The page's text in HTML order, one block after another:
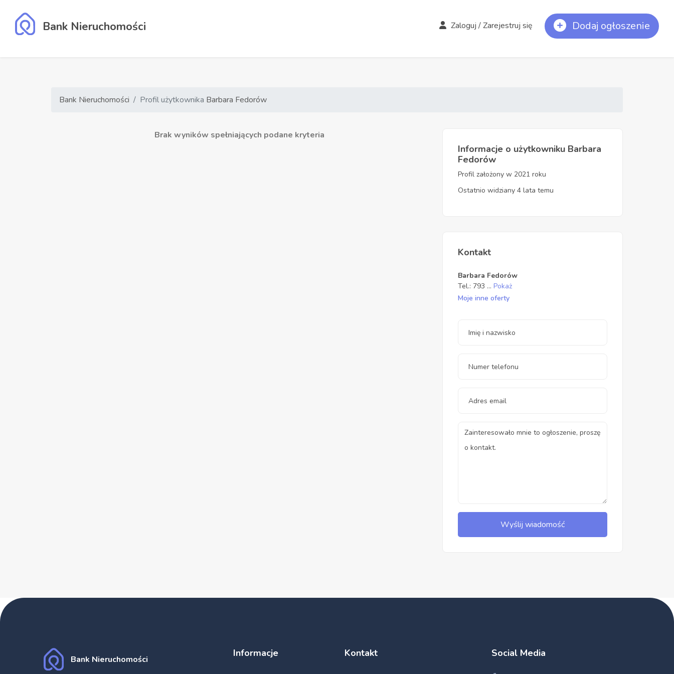
Bank Nieruchomości Zaloguj / Zarejestruj się Dodaj ogłoszenie
Bank Nieruchomości Profil użytkownika Barbara Fedorów
Brak wyników spełniających podane kryteria
Informacje o użytkowniku Barbara
Fedorów
Profil założony w 2021 roku
Ostatnio widziany 4 lata temu
Kontakt
Barbara Fedorów
Tel.: 793 ... Pokaż
Moje inne oferty
Wyślij wiadomość
Bank Nieruchomości
Informacje Kontakt Social Media